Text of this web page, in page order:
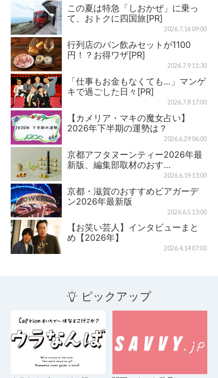
この夏は特急「しおかぜ」に乗っ
て、おトクに四国旅[PR]
2026.7.16 09:00
行列店のパン飲みセットが1100
円！？お得ワザ[PR]
2026.7.9 11:30
「仕事もお金もなくても…」マンゲ
キで過ごした日々[PR]
2026.7.8 17:00
【カメリア・マキの魔女占い】
2026年下半期の運勢は？
2026.6.29 06:00
京都アフタヌーンティー2026年最
新版、編集部取材のおす…
2026.6.19 13:00
京都・滋賀のおすすめビアガーデ
ン2026年最新版
2026.6.5 13:00
【お笑い芸人】インタビューまと
め【2026年】
2026.4.14 07:00
ピックアップ